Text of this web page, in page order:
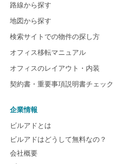
路線から探す
地図から探す
検索サイトでの物件の探し方
オフィス移転マニュアル
オフィスのレイアウト・内装
契約書・重要事項説明書チェック
企業情報
ビルアドとは
ビルアドはどうして無料なの？
会社概要